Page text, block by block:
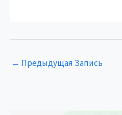
← Предыдущая Запись